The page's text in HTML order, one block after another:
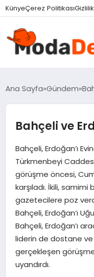
KünyeÇerez Politikası
GÜNDEM
DÜNYA
EĞITIM
EKONOMI
MAGAZIN
SAĞLIK
Ana Sayfa Gündem
Bahçeli ve
Bahçeli, Erdoğan’ı
Türkmenbeyi
görüşme öncesi,
karşıladı. İkili,
gazetecilere poz
Bahçeli, Erdoğan’ı
Bahçeli, Erdoğan’ı
liderin de dostane ve
gerçekleşen
uyandırdı.